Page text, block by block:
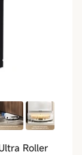
Roller